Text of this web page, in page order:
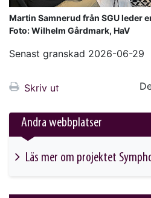
Martin Samnerud från SGU leder
Foto: Wilhelm Gårdmark, HaV
Senast granskad 2026-06-29
Skriv ut
Andra webbplatser
Läs mer om projektet